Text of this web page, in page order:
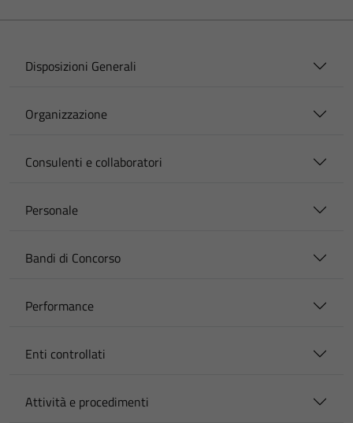
Disposizioni Generali
Organizzazione
Consulenti e collaboratori
Personale
Bandi di Concorso
Performance
Enti controllati
Attività e procedimenti